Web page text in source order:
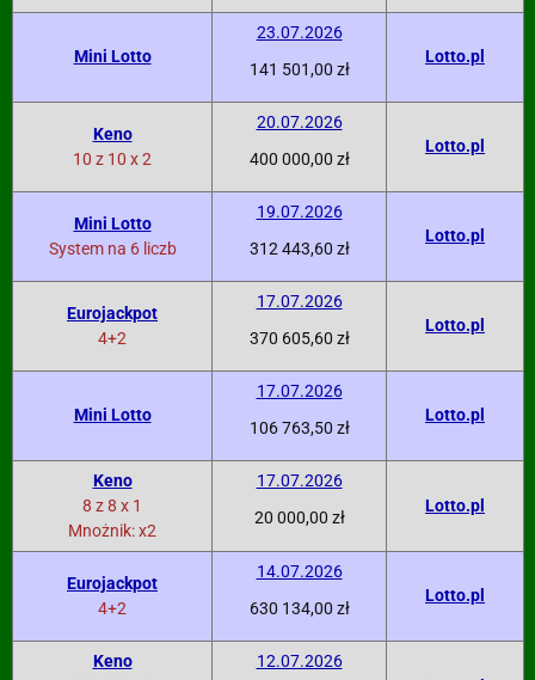
Mini Lotto
23.07.2026
141 501,00 zł
Lotto.pl
Keno
10 z 10 x 2
20.07.2026
400 000,00 zł
Lotto.pl
Mini Lotto
System na 6 liczb
19.07.2026
312 443,60 zł
Lotto.pl
Eurojackpot
4+2
17.07.2026
370 605,60 zł
Lotto.pl
Mini Lotto
17.07.2026
106 763,50 zł
Lotto.pl
Keno
8 z 8 x 1
Mnożnik: x2
17.07.2026
20 000,00 zł
Lotto.pl
Eurojackpot
4+2
14.07.2026
630 134,00 zł
Lotto.pl
Keno
12.07.2026